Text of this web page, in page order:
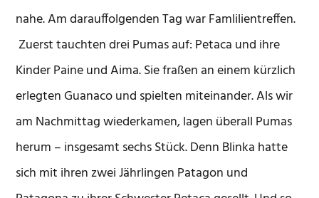
nahe. Am darauffolgenden Tag war Famlilientreffen.
Zuerst tauchten drei Pumas auf: Petaca und ihre
Kinder Paine und Aima. Sie fraßen an einem kürzlich
erlegten Guanaco und spielten miteinander. Als wir
am Nachmittag wiederkamen, lagen überall Pumas
herum – insgesamt sechs Stück. Denn Blinka hatte
sich mit ihren zwei Jährlingen Patagon und